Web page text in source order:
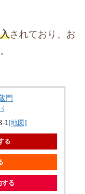
されており、お
門
1 [地図]
る
る